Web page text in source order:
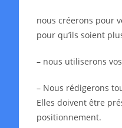
nous créerons pour
pour qu’ils soient
– nous utiliserons
– Nous rédigerons
Elles doivent être
positionnement.